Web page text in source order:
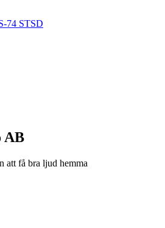
74 STSD
AB
att få bra ljud hemma